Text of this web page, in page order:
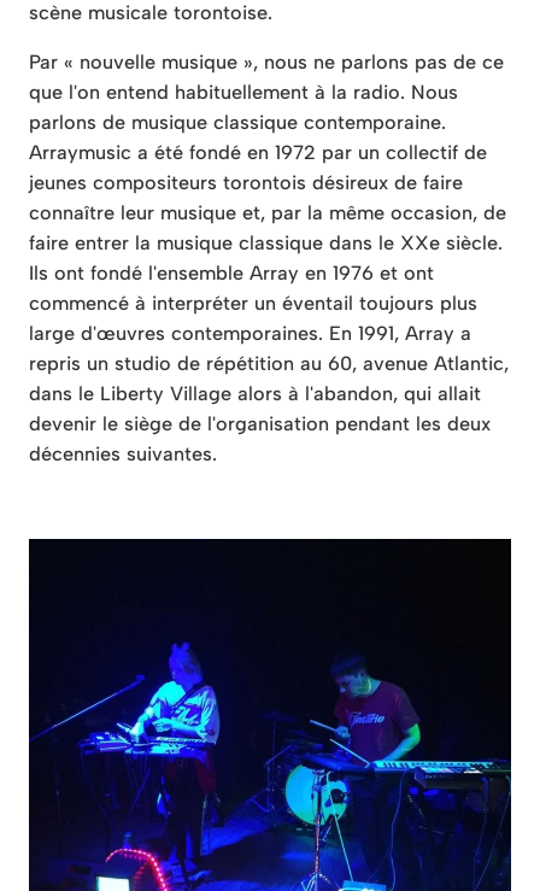
scène musicale torontoise.
Par « nouvelle musique », nous ne parlons pas de ce
que l'on entend habituellement à la radio. Nous
parlons de musique classique contemporaine.
Arraymusic a été fondé en 1972 par un collectif de
jeunes compositeurs torontois désireux de faire
connaître leur musique et, par la même occasion, de
faire entrer la musique classique dans le XXe siècle.
Ils ont fondé l'ensemble Array en 1976 et ont
commencé à interpréter un éventail toujours plus
large d'œuvres contemporaines. En 1991, Array a
repris un studio de répétition au 60, avenue Atlantic,
dans le Liberty Village alors à l'abandon, qui allait
devenir le siège de l'organisation pendant les deux
décennies suivantes.